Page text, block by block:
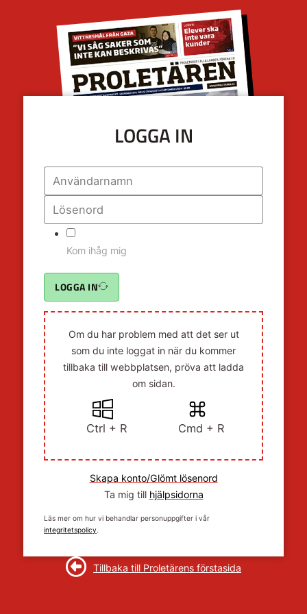
LOGGA IN
Kom ihåg mig
LOGGA IN
Om du har problem med att det ser ut
som du inte loggat in när du kommer
tillbaka till webbplatsen, pröva att ladda
om sidan.
Ctrl + R Cmd + R
Skapa konto/Glömt lösenord
Ta mig till hjälpsidorna
Läs mer om hur vi behandlar personuppgifter i vår
integritetspolicy.
Tillbaka till Proletärens förstasida